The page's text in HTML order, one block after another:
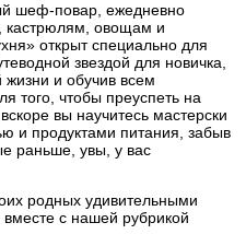
шеф-повар, ежедневно
кастрюлям, овощам и
открыт специально для
звездой для новичка,
жизни и обучив всем
того, чтобы преуспеть на
вы научитесь мастерски
и продуктами питания, забыв
раньше, увы, у вас
родных удивительными
с нашей рубрикой